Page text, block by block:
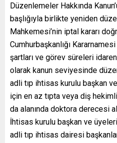
Düzenlemeler Hakkında
başlığıyla birlikte yeniden
Mahkemesi’nin iptal kararı
Cumhurbaşkanlığı
şartları ve görev süreleri
olarak kanun seviyesinde
adli tıp ihtisas kurulu başkan
için en az tıpta veya diş
da alanında doktora derecesi
İhtisas kurulu başkan ve
adli tıp ihtisas dairesi